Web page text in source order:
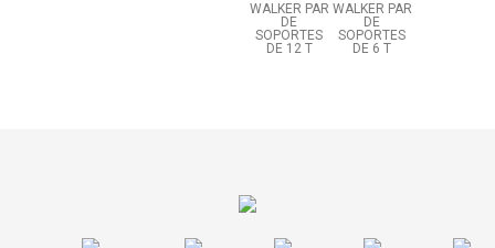
WALKER PAR
DE
SOPORTES
DE 12 T
WALKER PAR
DE
SOPORTES
DE 6 T